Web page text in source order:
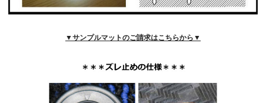
▼サンプルマットのご請求はこちらから▼